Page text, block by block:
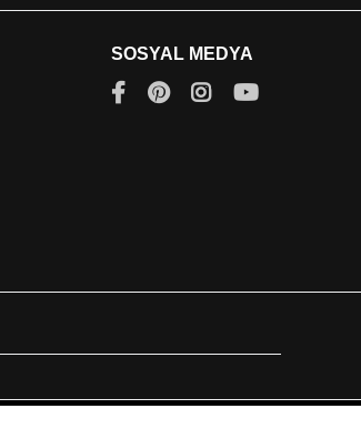
SOSYAL MEDYA